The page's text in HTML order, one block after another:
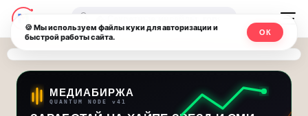
Последние
новости
и
обновления
потока:
Москвичи.net
—
Главный
столичный
🔍
МЕДИАБИРЖА
QUANTUM NODE v41
🍪 Мы используем файлы куки для авторизации и
быстрой работы сайта.
ОК